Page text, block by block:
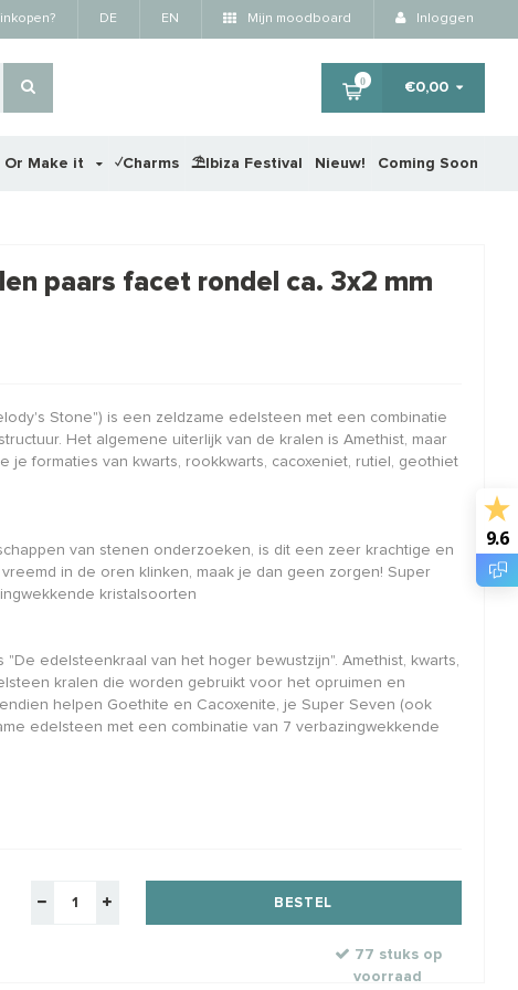
DE EN Mijn moodboard Inloggen
0 €0,00
Or Make it ✓Charms ⛱️Ibiza Festival Nieuw! Coming Soon
filled lock-in oogje
met lock mechanisme
Sterling zilveren spacer/kraal
ca. 10mm
paars facet rondel ca. 3x2 mm
Stone") is een zeldzame edelsteen met een combinatie
Het algemene uiterlijk van de kralen is Amethist, maar
je formaties van kwarts, rookkwarts, cacoxeniet, rutiel, geothiet
van stenen onderzoeken, is dit een zeer krachtige en
in de oren klinken, maak je dan geen zorgen! Super
kristalsoorten
edelsteenkraal van het hoger bewustzijn". Amethist, kwarts,
kralen die worden gebruikt voor het opruimen en
helpen Goethite en Cacoxenite, je Super Seven (ook
edelsteen met een combinatie van 7 verbazingwekkende
BESTEL
77 stuks op
voorraad
9.6